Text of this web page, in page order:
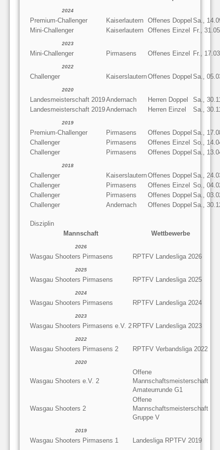
2024
Premium-Challenger Kaiserlautern Offenes Doppel Sa.,
Mini-Challenger
Kaiserlautern Offenes Einzel Fr.,
2023
Mini-Challenger Pirmasens Offenes Einzel Fr.,
2022
Challenger KaiserslauternOffenes Doppel Sa.,
2020
Landesmeisterschaft 2019Andernach Herren Doppel
Sa.,
Landesmeisterschaft 2019Andernach Herren Einzel Sa.,
2019
Premium-Challenger Pirmasens Offenes Doppel Sa.,
Challenger
Pirmasens Offenes Einzel So.,
Challenger
Pirmasens Offenes Doppel Sa.,
2018
Challenger KaiserslauternOffenes Doppel Sa.,
Challenger
Pirmasens Offenes Einzel So.,
Challenger
Pirmasens Offenes Doppel Sa.,
Challenger
Andernach Offenes Doppel Sa.,
Disziplin
Mannschaft
Wettbewerbe
2026
Wasgau Shooters Pirmasens RPTFV Landesliga 2026
2025
Wasgau Shooters Pirmasens RPTFV Landesliga 2025
2024
Wasgau Shooters Pirmasens RPTFV Landesliga 2024
2023
Wasgau Shooters Pirmasens e.V. 2 RPTFV Landesliga 2023
2022
Wasgau Shooters Pirmasens 2 RPTFV Verbandsliga 2022
2020
Wasgau Shooters e.V. 2
Offene
Mannschaftsmeisterschaft
Amateurrunde G1
Wasgau Shooters 2
Offene
Mannschaftsmeisterschaft
Gruppe V
2019
Wasgau Shooters Pirmasens 1 Landesliga RPTFV 2019